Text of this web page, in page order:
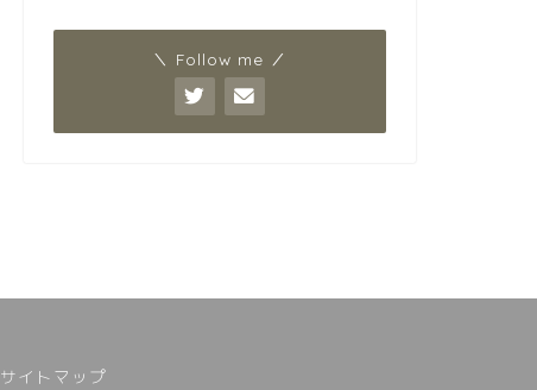
＼ Follow me ／
サイトマップ